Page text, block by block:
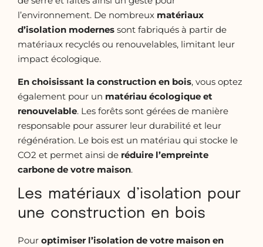
l’environnement. De nombreux matériaux
d’isolation modernes sont fabriqués à partir de
matériaux recyclés ou renouvelables, limitant leur
impact écologique.
En choisissant la construction en bois, vous optez
également pour un matériau écologique et
renouvelable. Les forêts sont gérées de manière
responsable pour assurer leur durabilité et leur
régénération. Le bois est un matériau qui stocke le
CO2 et permet ainsi de réduire l’empreinte
carbone de votre maison.
Les matériaux d’isolation pour
une construction en bois
Pour optimiser l’isolation de votre maison en